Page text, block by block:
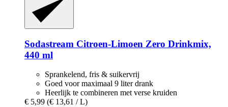
Sodastream Citroen-​Limoen Zero Drinkmix,
440 ml
Sprankelend, fris & suikervrij
Goed voor maximaal 9 liter drank
Heerlijk te combineren met verse kruiden
€ 5,99 (€ 13,61 / L)